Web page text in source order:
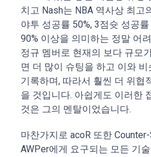
치고 Nash는 NBA 역사상 최고
야투 성공률 50%, 3점슛 성공
90% 이상을 의미하는 정말 어
정규 멤버로 현재의 보다 규모
면 더 많이 슈팅을 하고 이와
기록하며, 따라서 훨씬 더 위협
을 것입니다. 아쉽게도 이러한
것은 그의 멘탈이었습니다.
마찬가지로 acoR 또한
AWPer에게 요구되는 모든 기